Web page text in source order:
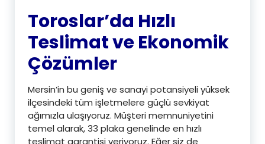
Toroslar’da Hızlı
Teslimat ve Ekonomik
Çözümler
Mersin’in bu geniş ve sanayi potansiyeli yüksek
ilçesindeki tüm işletmelere güçlü sevkiyat
ağımızla ulaşıyoruz. Müşteri memnuniyetini
temel alarak, 33 plaka genelinde en hızlı
teslimat garantisi veriyoruz. Eğer siz de